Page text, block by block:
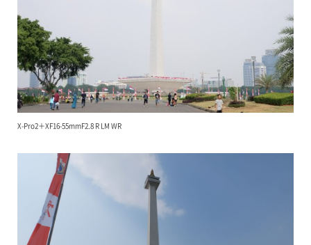
X-Pro2＋XF16-55mmF2.8 R LM WR